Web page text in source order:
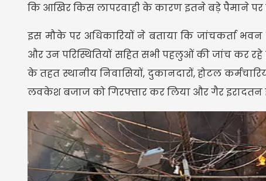
कि आखिर किस लापरवाही के कारण इतने बड़े पैमाने पर
इस मौके पर अधिकारियों ने बताया कि जांचकर्ता
और उन परिस्थितियों सहित सभी पहलुओं की जांच कर
के तहत स्थानीय निवासियों, दुकानदारों, होटल
लवकेश बजाज को गिरफ्तार कर लिया और गैर इरादतन